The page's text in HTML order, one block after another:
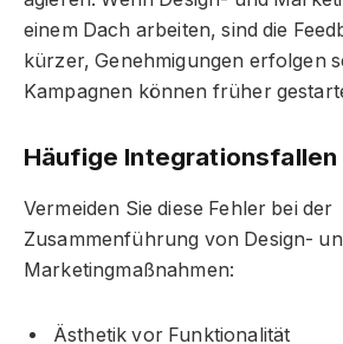
einem Dach arbeiten, sind die
kürzer, Genehmigungen erfolgen
Kampagnen können früher
Häufige Integrationsfallen
Vermeiden Sie diese Fehler bei der
Zusammenführung von Design-
Marketingmaßnahmen:
Ästhetik vor Funktionalität